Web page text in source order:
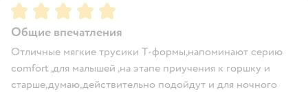
Рейтинг:5
Общие впечатления
Отличные мягкие трусики T-формы,напоминают серию
comfort ,для малышей ,на этапе приучения к горшку и
старше,думаю,действительно подойдут и для ночного